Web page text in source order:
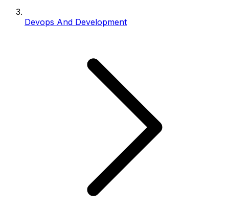
Devops And Development